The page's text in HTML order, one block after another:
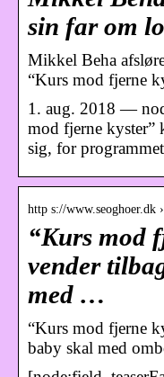
sin far om
Mikkel Beha
“Kurs mod fjerne
1. aug. 2018 —
mod fjerne kyster”
sig, for
http s://www.seoghoer.dk
“Kurs mod
vender
med …
“Kurs mod fjerne
baby skal med